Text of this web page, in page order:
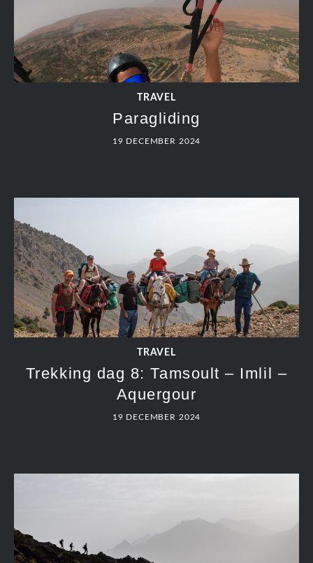
TRAVEL
Paragliding
19 DECEMBER 2024
TRAVEL
Trekking dag 8: Tamsoult – Imlil –
Aquergour
19 DECEMBER 2024